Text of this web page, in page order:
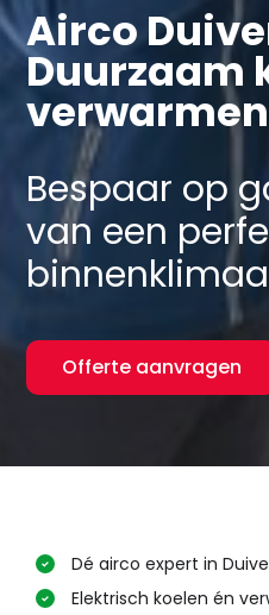
Airco
Duurzaam
verwarmen
Bespaar op
van een
Offerte aanvragen
Dé airco expert in
Elektrisch koelen én